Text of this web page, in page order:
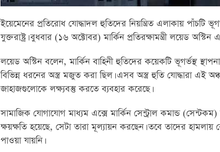
ইয়েমেনের প্রতিরোধ যোদ্ধাদল হুতিদের নিয়ন্ত্রিত এলাকায় পাঁচটি
যুক্তরাষ্ট্র। বুধবার (১৬ অক্টোবর) মার্কিন প্রতিরক্ষামন্ত্রী লয়েড
লয়েড অস্টিন বলেন, মার্কিন বাহিনী হুতিদের কয়েকটি ভূগর্ভস্থ
বিভিন্ন ধরনের অস্ত্র মজুত করা ছিল। এসব অস্ত্র হুতি যোদ্ধারা এই
জাহাজগুলোকে লক্ষ্যবস্তু করতে ব্যবহার করেছে।
সামাজিক যোগাযোগ মাধ্যম এক্সে মার্কিন সেন্ট্রাল কমান্ড
ক্ষয়ক্ষতি হয়েছে, সেটা তারা মূল্যায়ন করছেন। তবে তাদের
পাওয়া যায়নি।